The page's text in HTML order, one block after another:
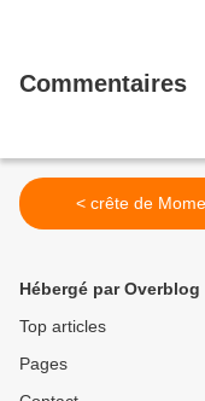
Commentaires
< crête de Mome
Hébergé par Overblog
Top articles
Pages